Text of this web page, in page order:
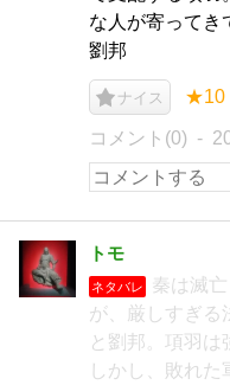
な人が寄ってき
劉邦
ナイス ★10
コメント(0)
トモ
ネタバレ
秦は滅
が、厳しすぎる
と劉邦。項羽は
しかし、敗れた